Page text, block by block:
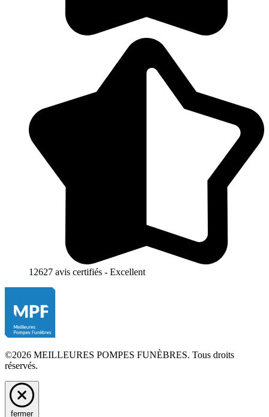
12627 avis certifiés - Excellent
©2026 MEILLEURES POMPES FUNÈBRES. Tous droits
réservés.
fermer